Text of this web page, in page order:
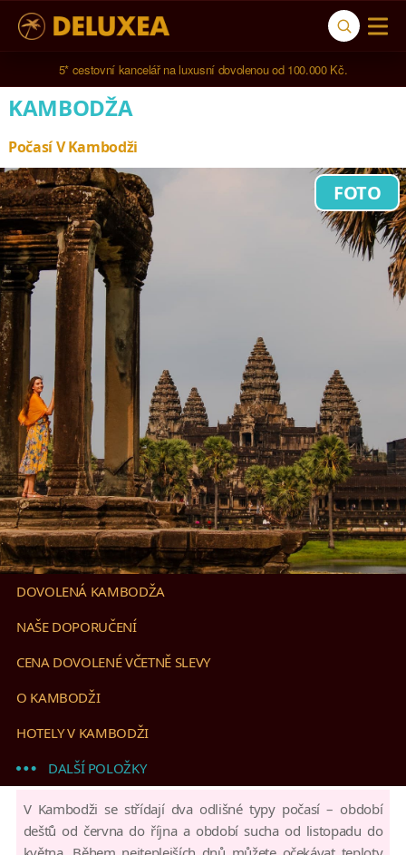
Navštívili jsme 791 hotelů ve 123 zemích světa.
KAMBODŽA
Počasí V Kambodži
FOTO
DOVOLENÁ KAMBODŽA
NAŠE DOPORUČENÍ
CENA DOVOLENÉ VČETNĚ SLEVY
O KAMBODŽI
HOTELY V KAMBODŽI
DALŠÍ POLOŽKY
V Kambodži se střídají dva odlišné typy počasí – období
dešťů od června do října a období sucha od listopadu do